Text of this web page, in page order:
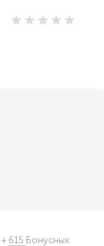
+ 615 Бонусных